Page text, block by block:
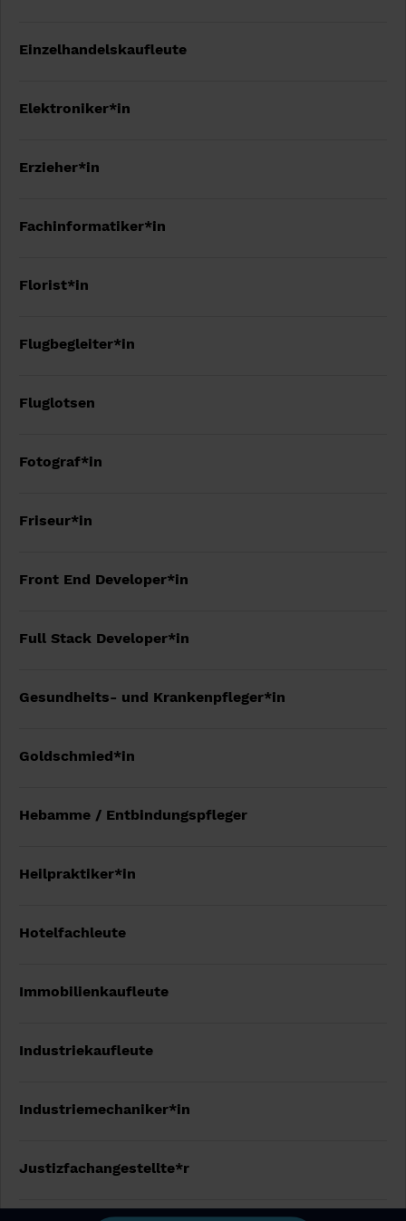
Einzelhandelskaufleute
Elektroniker*in
Erzieher*in
Fachinformatiker*in
Florist*in
Flugbegleiter*in
Fluglotsen
Fotograf*in
Friseur*in
Front End Developer*in
Full Stack Developer*in
Gesundheits- und Krankenpfleger*in
Goldschmied*in
Hebamme / Entbindungspfleger
Heilpraktiker*in
Hotelfachleute
Immobilienkaufleute
Industriekaufleute
Industriemechaniker*in
Justizfachangestellte*r